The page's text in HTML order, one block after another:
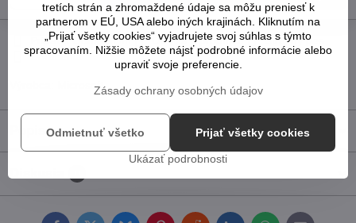
Pridať k Obľúbeným Otázka k produktu
Strážny pes
Doručenia
Microsoft
tretích strán a zhromaždené údaje sa môžu preniesť k
partnerom v EÚ, USA alebo iných krajinách. Kliknutím na
„Prijať všetky cookies“ vyjadrujete svoj súhlas s týmto
spracovaním. Nižšie môžete nájsť podrobné informácie alebo
upraviť svoje preferencie.
Zásady ochrany osobných údajov
Ukázať podrobnosti
Prijať všetky cookies
Odmietnuť všetko